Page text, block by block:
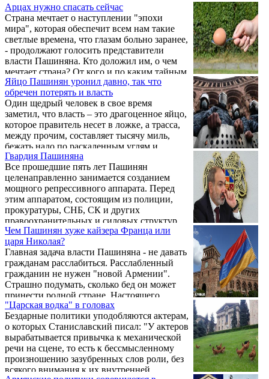
сила, как и его материальная сила, и надо
быть настоящим дебилом и предателем,
чтобы подрывать моральный дух
собственной армии.
Арцах нужно спасать сейчас
Страна мечтает о наступлении "эпохи
мира", которая обеспечит всем нам такие
светлые времена, что глазам больно заранее,
- продолжают голосить представители
власти Пашиняна. Кто доложил им, о чем
мечтает страна? От кого и по каким тайным
каналам они получают эту заветную
информацию? С какого бодуна
рассказывают нам, чего ждем мы? Кто дал
право всякой сволочи говорить от нашего
имени, причем нам же? Без обид. Тут мы по
В.Далю: "…все, что сволочено или
сволочилось в одно место…". Во власть
Пашиняна, ...
Яйцо Пашинян уронил давно, так что
обречен потерять и власть
Один щедрый человек в свое время
заметил, что власть – это драгоценное яйцо,
которое правитель несет в ложке, а трасса,
между прочим, составляет тысячу миль,
бежать надо по раскаленным углям и
уронить яйцо никак нельзя – слишком
многое тогда будет потеряно. Пашинян уже
долгое время бежит по раскаленным углям с
пустой ложкой. Яйцо он уронил давно, так
что обречен потерять и власть. Чтобы этого
не понимать, надо быть его сектантом.
Остальные в курсе.
Гвардия Пашиняна
Все прошедшие пять лет Пашинян
целенаправленно занимается созданием
мощного репрессивного аппарата. Перед
этим аппаратом, состоящим из полиции,
прокуратуры, СНБ, СК и других
правоохранительных и силовых структур,
поставлена четкая задача: обеспечение
безопасности самого премьера и его
окружения, а также подавление любого
недовольства и протеста, жесткие
репрессии против оппозиции и
инакомыслящих.
Чем Пашинян хуже кайзера Франца или
царя Николая?
Главная задача власти Пашиняна - не давать
гражданам расслабиться. Расслабленный
гражданин не нужен "новой Армении".
Страшно подумать, сколько бед он может
принести родной стране. Настоящего
армянина ведь потому и невозможно
победить, что он всегда начеку. А начеку он
именно благодаря этим властям, поскольку
не может себе вообразить, что именно они
там завтра удумают. Никакой уверенности в
завтрашнем дне, и это правильно, потому
что уверенность в завтрашнем дне ведет к
"Царская водка" в головах
Бездарные политики уподобляются актерам,
о которых Станиславский писал: "У актеров
вырабатывается привычка к механической
речи на сцене, то есть к бессмысленному
произношению зазубренных слов роли, без
всякого внимания к их внутренней